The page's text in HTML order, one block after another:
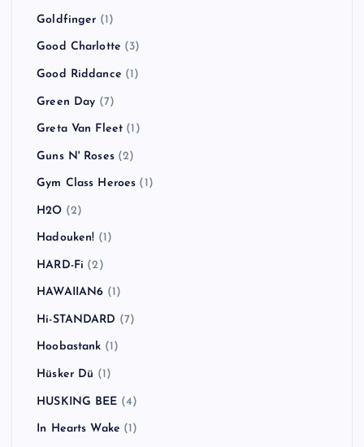
Goldfinger (1)
Good Charlotte (3)
Good Riddance (1)
Green Day (7)
Greta Van Fleet (1)
Guns N' Roses(2)
Gym Class Heroes (1)
H2O (2)
Hadouken! (1)
HARD-Fi (2)
HAWAIIAN6 (1)
Hi-STANDARD (7)
Hoobastank (1)
Hüsker Dü (1)
HUSKING BEE (4)
In Hearts Wake (1)